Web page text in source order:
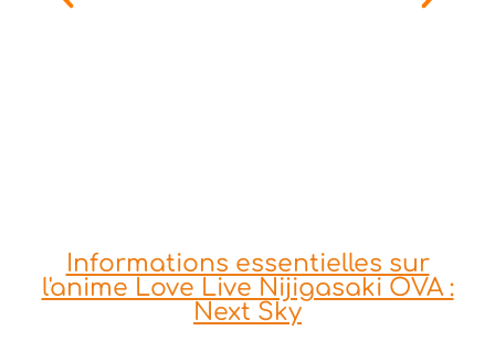
Informations essentielles sur
l'anime Love Live Nijigasaki OVA :
Next Sky